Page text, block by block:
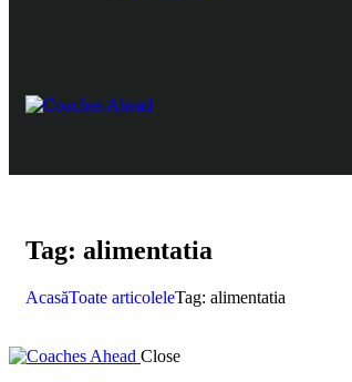
Tag: alimentatia
AcasăToate articoleleTag: alimentatia
Close